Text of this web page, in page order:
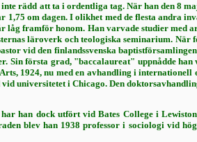
rädd att ta i ordentliga tag. När han den 8
om dagen. I olikhet med de flesta andra
framför honom. Han varvade studier med
läroverk och teologiska seminarium.
vid den finlandssvenska
Sin första grad, "baccalaureat" uppnådde
1924, nu med en avhandling i internationell
vid universitetet i Chicago. Den
han dock ut­fört vid Bates College i
blev han 1938 professor i sociologi vid